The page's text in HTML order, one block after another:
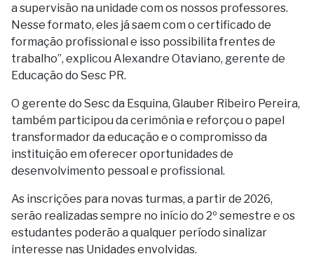
a supervisão na unidade com os nossos professores.
Nesse formato, eles já saem com o certificado de
formação profissional e isso possibilita frentes de
trabalho”, explicou Alexandre Otaviano, gerente de
Educação do Sesc PR.
O gerente do Sesc da Esquina, Glauber Ribeiro Pereira,
também participou da cerimônia e reforçou o papel
transformador da educação e o compromisso da
instituição em oferecer oportunidades de
desenvolvimento pessoal e profissional.
As inscrições para novas turmas, a partir de 2026,
serão realizadas sempre no início do 2º semestre e os
estudantes poderão a qualquer período sinalizar
interesse nas Unidades envolvidas.